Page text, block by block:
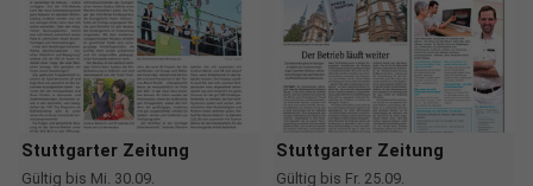
Stuttgarter Zeitung
Gültig bis Mi. 30.09.
Stuttgarter Zeitung
Gültig bis Fr. 25.09.